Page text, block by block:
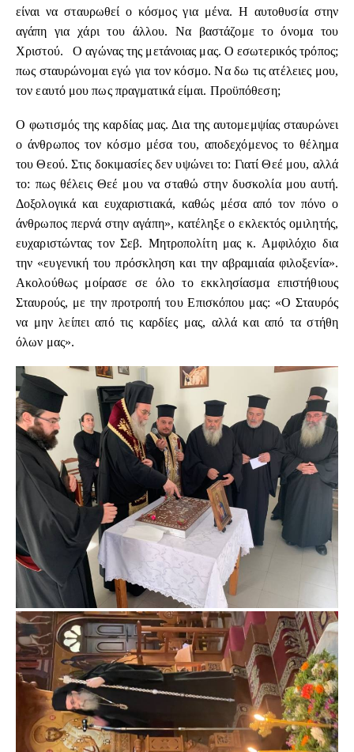
είναι να σταυρωθεί ο κόσμος για μένα. Η αυτοθυσία στην
αγάπη για χάρι του άλλου. Να βαστάζομε το όνομα του
Χριστού. Ο αγώνας της μετάνοιας μας. Ο εσωτερικός τρόπος;
πως σταυρώνομαι εγώ για τον κόσμο. Να δω τις ατέλειες μου,
τον εαυτό μου πως πραγματικά είμαι. Προϋπόθεση;
Ο φωτισμός της καρδίας μας. Δια της αυτομεμψίας σταυρώνει
ο άνθρωπος τον κόσμο μέσα του, αποδεχόμενος το θέλημα
του Θεού. Στις δοκιμασίες δεν υψώνει το: Γιατί Θεέ μου, αλλά
το: πως θέλεις Θεέ μου να σταθώ στην δυσκολία μου αυτή.
Δοξολογικά και ευχαριστιακά, καθώς μέσα από τον πόνο ο
άνθρωπος περνά στην αγάπη», κατέληξε ο εκλεκτός ομιλητής,
ευχαριστώντας τον Σεβ. Μητροπολίτη μας κ. Αμφιλόχιο δια
την «ευγενική του πρόσκληση και την αβραμιαία φιλοξενία».
Ακολούθως μοίρασε σε όλο το εκκλησίασμα επιστήθιους
Σταυρούς, με την προτροπή του Επισκόπου μας: «Ο Σταυρός
να μην λείπει από τις καρδίες μας, αλλά και από τα στήθη
όλων μας».